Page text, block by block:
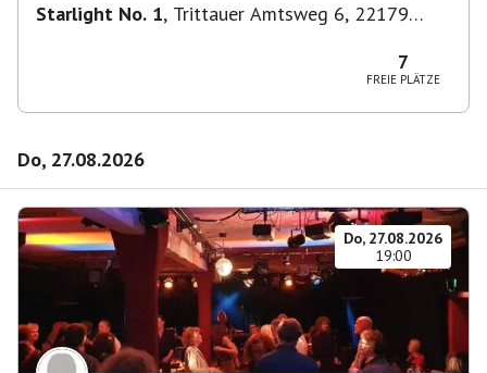
Starlight No. 1, Trittauer Amtsweg 6, 22179
7
FREIE PLÄTZE
Do, 27.08.2026
Do, 27.08.2026
19:00